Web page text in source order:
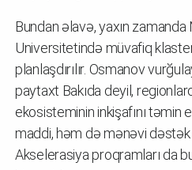
Bundan əlavə, yaxın
Universitetində müvafiq
planlaşdırılır. Osmanov
paytaxt Bakıda deyil,
ekosisteminin inkişafını təmin
maddi, həm də mənəvi
Akselerasiya proqramları da